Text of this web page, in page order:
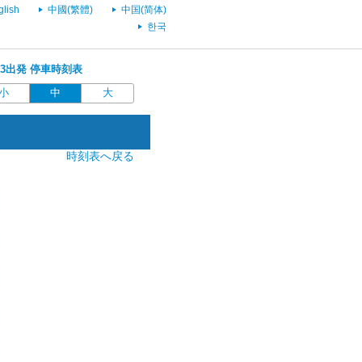
中國(繁體)
中国(简体)
한국
出発 停車時刻表
中 大
時刻表へ戻る